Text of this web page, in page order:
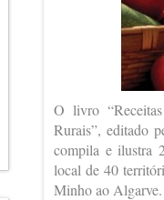
O livro
Rurais”, editado
compila e ilustra
local de 40
Minho ao Algarve.